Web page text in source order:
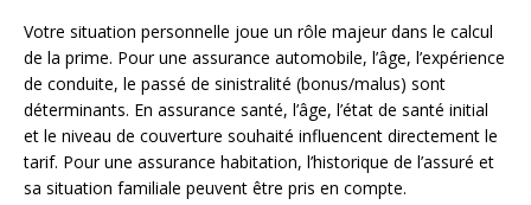
Votre situation personnelle joue un rôle majeur dans le calcul
de la prime. Pour une assurance automobile, l’âge, l’expérience
de conduite, le passé de sinistralité (bonus/malus) sont
déterminants. En assurance santé, l’âge, l’état de santé initial
et le niveau de couverture souhaité influencent directement le
tarif. Pour une assurance habitation, l’historique de l’assuré et
sa situation familiale peuvent être pris en compte.